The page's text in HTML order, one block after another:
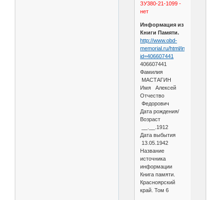
ЗУ380-21-1099 -
нет
Информация из
Книги Памяти.
http://www.obd-
memorial.ru/html/info.htm?
id=406607441
406607441
Фамилия
МАСТАГИН
Имя Алексей
Отчество
Федорович
Дата рождения/
Возраст
__.__.1912
Дата выбытия
13.05.1942
Название
источника
информации
Книга памяти.
Красноярский
край. Том 6